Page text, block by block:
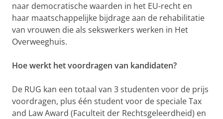
naar democratische waarden in het EU-recht en
haar maatschappelijke bijdrage aan de rehabilitatie
van vrouwen die als sekswerkers werken in Het
Overweeghuis.
Hoe werkt het voordragen van kandidaten?
De RUG kan een totaal van 3 studenten voor de prijs
voordragen, plus één student voor de speciale Tax
and Law Award (Faculteit der Rechtsgeleerdheid) en